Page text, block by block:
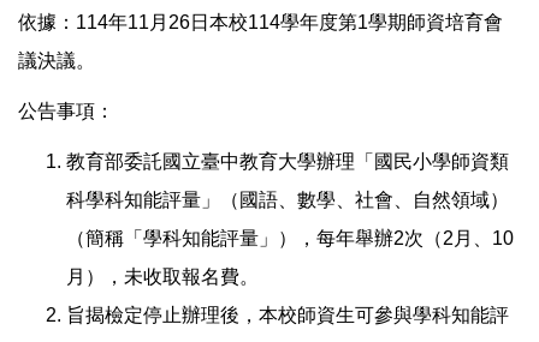
依據：114年11月26日本校114學年度第1學期師資培育會
議決議。
公告事項：
教育部委託國立臺中教育大學辦理「國民小學師資類
科學科知能評量」（國語、數學、社會、自然領域）
（簡稱「學科知能評量」），每年舉辦2次（2月、10
月），未收取報名費。
旨揭檢定停止辦理後，本校師資生可參與學科知能評